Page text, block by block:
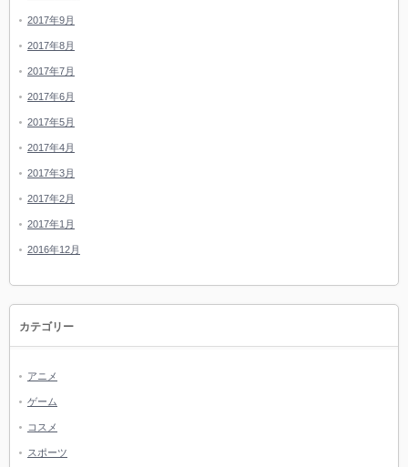
2017年9月
2017年8月
2017年7月
2017年6月
2017年5月
2017年4月
2017年3月
2017年2月
2017年1月
2016年12月
カテゴリー
アニメ
ゲーム
コスメ
スポーツ